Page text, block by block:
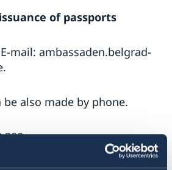
of passports
mail: ambassaden.belgrad-
also made by phone.
200